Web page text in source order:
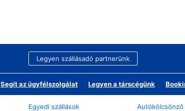
Legyen szállásadó partnerünk
Segít az ügyfélszolgálat Legyen a társcégünk
Egyedi szállások
Autókölcsönző